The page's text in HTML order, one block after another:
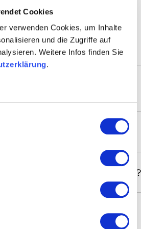
Cookies
verwenden Cookies, um Inhalte
und die Zugriffe auf
Weitere Infos finden Sie
.
für 3CX & CloudFon
mieten statt kaufen?
die Einrichtung der Telefone?